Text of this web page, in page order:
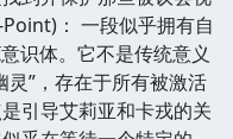
： 一段似乎拥有自
识体。它不是传统意义
灵”，存在于所有被激活
引导艾莉亚和卡戎的关